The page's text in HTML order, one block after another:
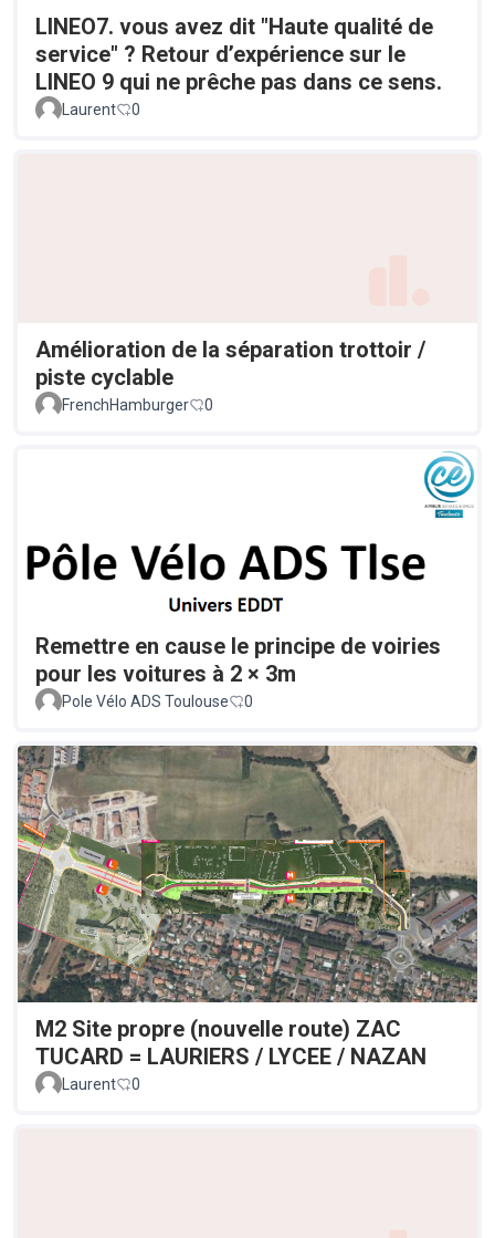
LINEO7. vous avez dit "Haute qualité de
service" ? Retour d’expérience sur le
LINEO 9 qui ne prêche pas dans ce sens.
Laurent 0
Amélioration de la séparation trottoir /
piste cyclable
FrenchHamburger 0
Remettre en cause le principe de voiries
pour les voitures à 2 × 3m
Pole Vélo ADS Toulouse 0
M2 Site propre (nouvelle route) ZAC
TUCARD = LAURIERS / LYCEE / NAZAN
Laurent 0